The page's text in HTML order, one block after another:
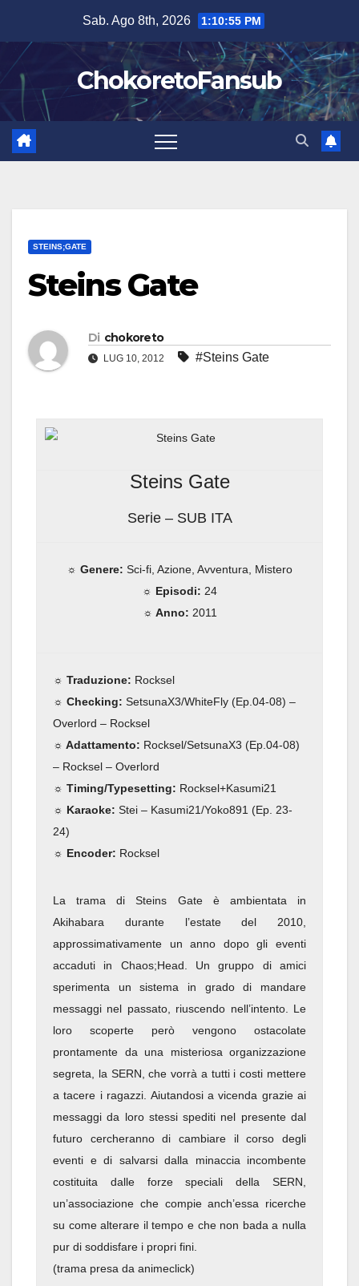
contenuto
Sab. Ago 8th, 2026 1:10:56 PM
ChokoretoFansub
STEINS;GATE
Steins Gate
Di chokoreto
LUG 10, 2012 #Steins Gate
Steins Gate
Serie – SUB ITA
☼ Genere: Sci-fi, Azione, Avventura, Mistero
☼ Episodi: 24
☼ Anno: 2011
☼ Traduzione: Rocksel
☼ Checking: SetsunaX3/WhiteFly (Ep.04-08) –
Overlord – Rocksel
☼ Adattamento: Rocksel/SetsunaX3 (Ep.04-08)
– Rocksel – Overlord
☼ Timing/Typesetting: Rocksel+Kasumi21
☼ Karaoke: Stei – Kasumi21/Yoko891 (Ep. 23-
24)
☼ Encoder: Rocksel
La trama di Steins Gate è ambientata in
Akihabara durante l’estate del 2010,
approssimativamente un anno dopo gli eventi
accaduti in Chaos;Head. Un gruppo di amici
sperimenta un sistema in grado di mandare
messaggi nel passato, riuscendo nell’intento. Le
loro scoperte però vengono ostacolate
prontamente da una misteriosa organizzazione
segreta, la SERN, che vorrà a tutti i costi mettere
a tacere i ragazzi. Aiutandosi a vicenda grazie ai
messaggi da loro stessi spediti nel presente dal
futuro cercheranno di cambiare il corso degli
eventi e di salvarsi dalla minaccia incombente
costituita dalle forze speciali della SERN,
un’associazione che compie anch’essa ricerche
su come alterare il tempo e che non bada a nulla
pur di soddisfare i propri fini.
(trama presa da animeclick)